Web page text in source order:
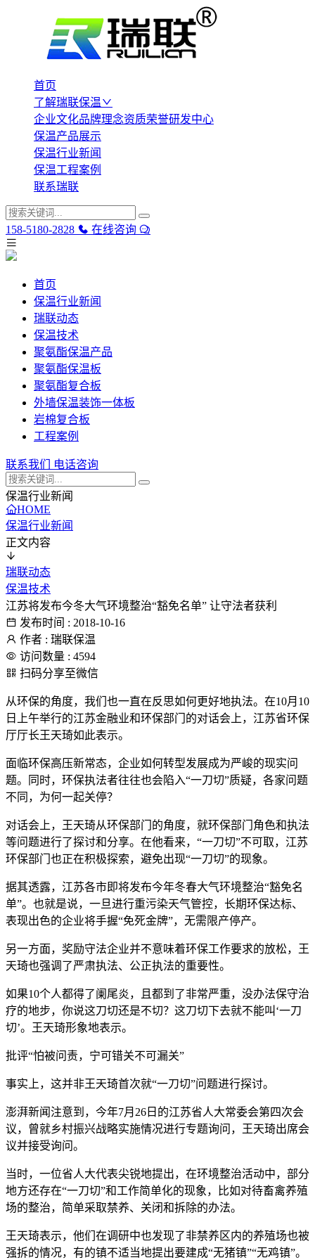
首页
了解瑞联保温
企业文化品牌理念资质荣誉研发中心
保温产品展示
保温行业新闻
保温工程案例
联系瑞联
158-5180-2828 在线咨询
首页
保温行业新闻
瑞联动态
保温技术
聚氨酯保温产品
聚氨酯保温板
聚氨酯复合板
外墙保温装饰一体板
岩棉复合板
工程案例
联系我们 电话咨询
保温行业新闻
HOME
保温行业新闻
正文内容
瑞联动态
保温技术
江苏将发布今冬大气环境整治“豁免名单” 让守法者获利
发布时间 : 2018-10-16
作者 : 瑞联保温
访问数量 : 4594
扫码分享至微信
从环保的角度，我们也一直在反思如何更好地执法。在10月10
日上午举行的江苏金融业和环保部门的对话会上，江苏省环保
厅厅长王天琦如此表示。
面临环保高压新常态，企业如何转型发展成为严峻的现实问
题。同时，环保执法者往往也会陷入“一刀切”质疑，各家问题
不同，为何一起关停？
对话会上，王天琦从环保部门的角度，就环保部门角色和执法
等问题进行了探讨和分享。在他看来，“一刀切”不可取，江苏
环保部门也正在积极探索，避免出现“一刀切”的现象。
据其透露，江苏各市即将发布今年冬春大气环境整治“豁免名
单”。也就是说，一旦进行重污染天气管控，长期环保达标、
表现出色的企业将手握“免死金牌”，无需限产停产。
另一方面，奖励守法企业并不意味着环保工作要求的放松，王
天琦也强调了严肃执法、公正执法的重要性。
如果10个人都得了阑尾炎，且都到了非常严重，没办法保守治
疗的地步，你说这刀切还是不切？这刀切下去就不能叫‘一刀
切’。王天琦形象地表示。
批评“怕被问责，宁可错关不可漏关”
事实上，这并非王天琦首次就“一刀切”问题进行探讨。
澎湃新闻注意到，今年7月26日的江苏省人大常委会第四次会
议，曾就乡村振兴战略实施情况进行专题询问，王天琦出席会
议并接受询问。
当时，一位省人大代表尖锐地提出，在环境整治活动中，部分
地方还存在“一刀切”和工作简单化的现象，比如对待畜禽养殖
场的整治，简单采取禁养、关闭和拆除的办法。
王天琦表示，他们在调研中也发现了非禁养区内的养殖场也被
强拆的情况，有的镇不适当地提出要建成“无猪镇”“无鸡镇”。